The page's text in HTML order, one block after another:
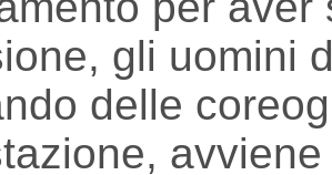
gli uomini
delle